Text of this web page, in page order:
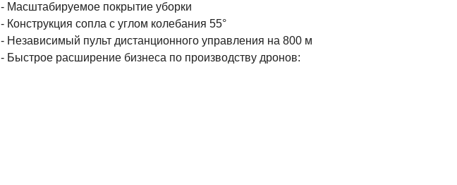
- Масштабируемое покрытие уборки
- Конструкция сопла с углом колебания 55°
- Независимый пульт дистанционного управления на 800 м
- Быстрое расширение бизнеса по производству дронов: